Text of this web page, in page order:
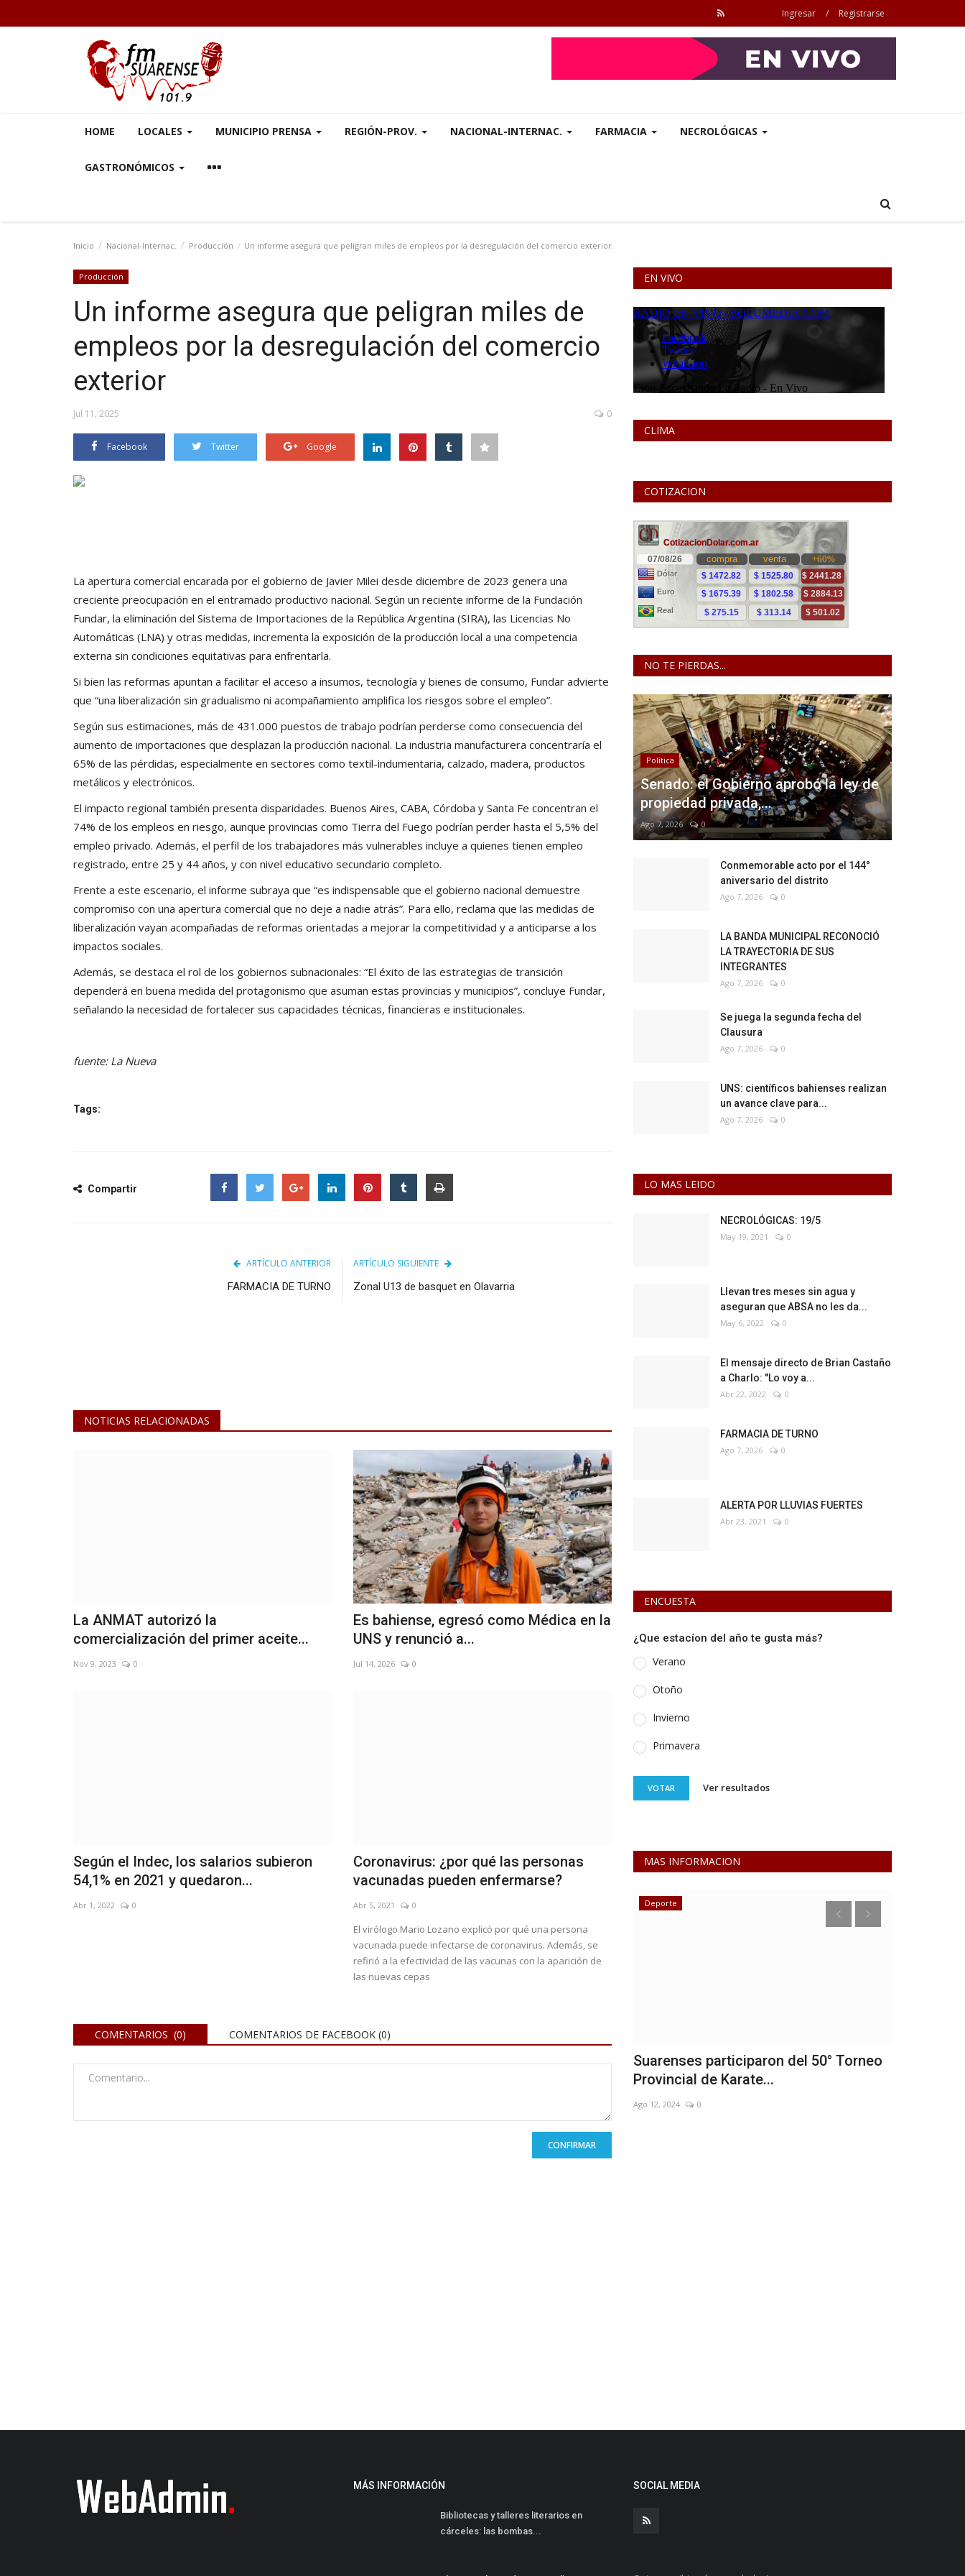
Ingresar / Registrarse
HOME LOCALES MUNICIPIO PRENSA REGIÓN-PROV. NACIONAL-INTERNAC. FARMACIA NECROLÓGICAS
GASTRONÓMICOS
Inicio Nacional-Internac. Producción Un informe asegura que peligran miles de empleos por la desregulación del comercio exterior
Producción
Un informe asegura que peligran miles de
empleos por la desregulación del comercio
exterior
Jul 11, 2025 0
Facebook Twitter Google
La apertura comercial encarada por el gobierno de Javier Milei desde diciembre de 2023 genera una
creciente preocupación en el entramado productivo nacional. Según un reciente informe de la Fundación
Fundar, la eliminación del Sistema de Importaciones de la República Argentina (SIRA), las Licencias No
Automáticas (LNA) y otras medidas, incrementa la exposición de la producción local a una competencia
externa sin condiciones equitativas para enfrentarla.
Si bien las reformas apuntan a facilitar el acceso a insumos, tecnología y bienes de consumo, Fundar advierte
que “una liberalización sin gradualismo ni acompañamiento amplifica los riesgos sobre el empleo”.
Según sus estimaciones, más de 431.000 puestos de trabajo podrían perderse como consecuencia del
aumento de importaciones que desplazan la producción nacional. La industria manufacturera concentraría el
65% de las pérdidas, especialmente en sectores como textil-indumentaria, calzado, madera, productos
metálicos y electrónicos.
El impacto regional también presenta disparidades. Buenos Aires, CABA, Córdoba y Santa Fe concentran el
74% de los empleos en riesgo, aunque provincias como Tierra del Fuego podrían perder hasta el 5,5% del
empleo privado. Además, el perfil de los trabajadores más vulnerables incluye a quienes tienen empleo
registrado, entre 25 y 44 años, y con nivel educativo secundario completo.
Frente a este escenario, el informe subraya que “es indispensable que el gobierno nacional demuestre
compromiso con una apertura comercial que no deje a nadie atrás”. Para ello, reclama que las medidas de
liberalización vayan acompañadas de reformas orientadas a mejorar la competitividad y a anticiparse a los
impactos sociales.
Además, se destaca el rol de los gobiernos subnacionales: “El éxito de las estrategias de transición
dependerá en buena medida del protagonismo que asuman estas provincias y municipios”, concluye Fundar,
señalando la necesidad de fortalecer sus capacidades técnicas, financieras e institucionales.
fuente: La Nueva
Tags:
Compartir
ARTÍCULO ANTERIOR
FARMACIA DE TURNO
ARTÍCULO SIGUIENTE
Zonal U13 de basquet en Olavarria
NOTICIAS RELACIONADAS
La ANMAT autorizó la
comercialización del primer aceite...
Nov 9, 2023 0
Es bahiense, egresó como Médica en la
UNS y renunció a...
Jul 14, 2026 0
Según el Indec, los salarios subieron
54,1% en 2021 y quedaron...
Abr 1, 2022 0
Coronavirus: ¿por qué las personas
vacunadas pueden enfermarse?
Abr 5, 2021 0
El virólogo Mario Lozano explicó por qué una persona
vacunada puede infectarse de coronavirus. Además, se
refirió a la efectividad de las vacunas con la aparición de
las nuevas cepas
COMENTARIOS (0) COMENTARIOS DE FACEBOOK (0)
CONFIRMAR
EN VIVO
CLIMA
COTIZACION
NO TE PIERDAS...
Politica
Senado: el Gobierno aprobó la ley de
propiedad privada,...
Ago 7, 2026 0
Conmemorable acto por el 144°
aniversario del distrito
Ago 7, 2026 0
LA BANDA MUNICIPAL RECONOCIÓ
LA TRAYECTORIA DE SUS
INTEGRANTES
Ago 7, 2026 0
Se juega la segunda fecha del
Clausura
Ago 7, 2026 0
UNS: científicos bahienses realizan
un avance clave para...
Ago 7, 2026 0
LO MAS LEIDO
NECROLÓGICAS: 19/5
May 19, 2021 0
Llevan tres meses sin agua y
aseguran que ABSA no les da...
May 6, 2022 0
El mensaje directo de Brian Castaño
a Charlo: "Lo voy a...
Abr 22, 2022 0
FARMACIA DE TURNO
Ago 7, 2026 0
ALERTA POR LLUVIAS FUERTES
Abr 23, 2021 0
ENCUESTA
¿Que estacíon del año te gusta más?
Verano
Otoño
Invierno
Primavera
VOTAR Ver resultados
MAS INFORMACION
Consumidor
Educación
Silla de ruedas para que un adulto
pueda movilizarse.
Cultura
Miles de suarenses disfrutaron de la 6°
Deporte
Suarenses participaron del 50° Torneo
Provincial de Karate...
Ago 12, 2024 0
MÁS INFORMACIÓN
Bibliotecas y talleres literarios en
cárceles: las bombas...
SOCIAL MEDIA